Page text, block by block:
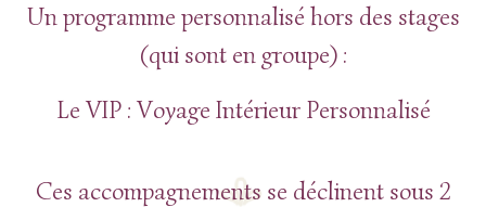
Un programme personnalisé hors des stages
(qui sont en groupe) :
Le VIP : Voyage Intérieur Personnalisé
Ces accompagnements se déclinent sous 2